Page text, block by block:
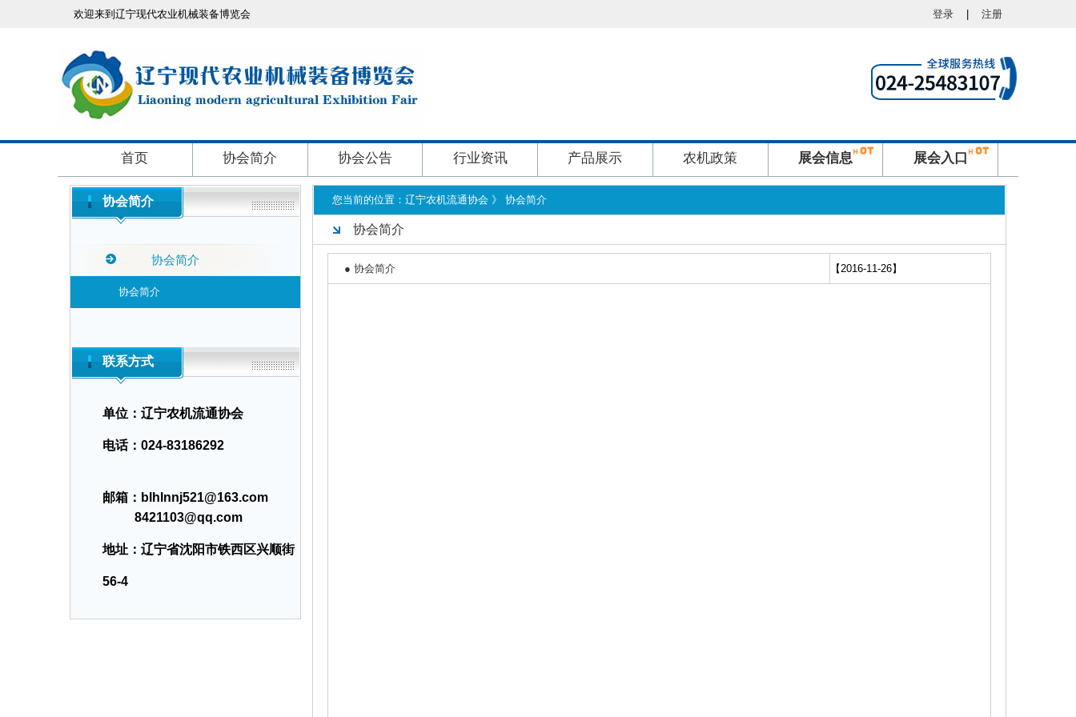
欢迎来到辽宁现代农业机械装备博览会 登录 注册
首页 协会简介 协会公告 行业资讯 产品展示 农机政策 展会信息 展会入口
协会简介
协会简介
协会简介
联系方式
单位：辽宁农机流通协会
电话： 024-83186292
邮箱：blhlnnj521@163.com
8421103@qq.com
地址：辽宁省沈阳市铁西区兴顺街
56-4
您当前的位置： 辽宁农机流通协会 》 协会简介
协会简介
● 协会简介 【2016-11-26】